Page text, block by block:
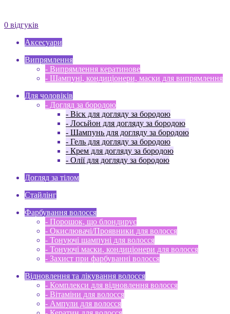
0 відгуків
Аксесуари
Випрямлення
- Випрямлення кератинове
- Шампуні, кондиціонери, маски для випрямлення
Для чоловіків
- Догляд за бородою
- Віск для догляду за бородою
- Лосьйон для догляду за бородою
- Шампунь для догляду за бородою
- Гель для догляду за бородою
- Крем для догляду за бородою
- Олії для догляду за бородою
Догляд за тілом
Стайлінг
Фарбування волосся
- Порошок, що блондирує
- Окислювачі/Проявники для волосся
- Тонуючі шампуні для волосся
- Тонуючі маски, кондиціонери для волосся
- Захист при фарбуванні волосся
Відновлення та лікування волосся
- Комплекси для відновлення волосся
- Вітаміни для волосся
- Ампули для волосся